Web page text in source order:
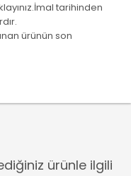
tarihinden
ürünün son
ürünle ilgili